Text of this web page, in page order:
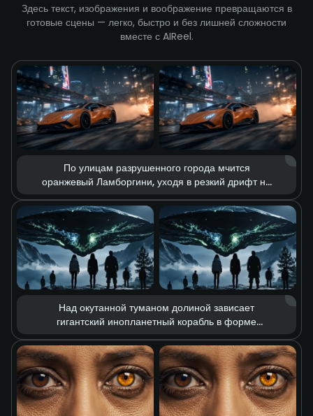
Здесь текст, изображения и воображение превращаются в
готовые сцены — легко, быстро и без лишней сложности
вместе с AIReel.
По улицам разрушенного города мчится
оранжевый Ламборгини, уходя в резкий дрифт на
взрывов, разлетающиеся обломки и клубы густого
дыма. Контраст холодных и тёплых оттенков
подчёркивает одновременно опустошение
постапокалиптического мира и азарт скорости,
создавая выразительную эстетику разрушения.
Над окутанной туманом долиной зависает
гигантский инопланетный корабль в форме
зловещие зелёные лучи энергии, а люди внизу с
тревогой наблюдают за происходящим. Мрачная
композиция, тревожный свет и ощущение
неизвестности создают атмосферу
фантастического триллера.